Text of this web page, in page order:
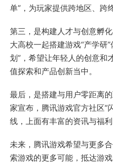
单”，为玩家提供跨地区、跨
第三，是构建人才与创意孵
大高校一起搭建游戏“产学研
划”，希望让年轻人的创意和
值探索和产品创新当中。
最后，是搭建与用户零距离
家宣布，腾讯游戏官方社区“
线，上面有丰富的资讯与福
未来，腾讯游戏希望与更多
索游戏的更多可能，抵达游戏